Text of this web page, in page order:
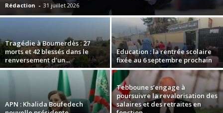
Rédaction - 31 juillet 2026
Tragédie à Boumerdès : 27
morts et 42 blessés dans le
renversement d’un...
Education : la rentrée scolaire
fixée au 6 septembre prochain
APN : Khalida Boufedech
Tebboune s’engage à
poursuivre la revalorisation des
salaires et des retraites en